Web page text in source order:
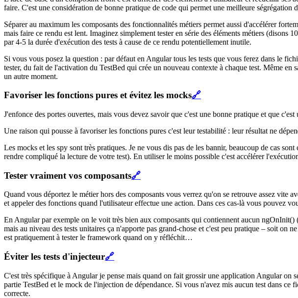
faire. C'est une considération de bonne pratique de code qui permet une meilleure ségrégation
Séparer au maximum les composants des fonctionnalités métiers permet aussi d'accélérer
mais faire ce rendu est lent. Imaginez simplement tester en série des éléments métiers
par 4-5 la durée d'exécution des tests à cause de ce rendu potentiellement inutile.
Si vous vous posez la question : par défaut en Angular tous les tests que vous ferez dans le
tester, du fait de l'activation du TestBed qui crée un nouveau contexte à chaque test. Même
un autre moment.
Favoriser les fonctions pures et évitez les mocks🔗
J'enfonce des portes ouvertes, mais vous devez savoir que c'est une bonne pratique et que
Une raison qui pousse à favoriser les fonctions pures c'est leur testabilité : leur résultat ne
Les mocks et les spy sont très pratiques. Je ne vous dis pas de les bannir, beaucoup de cas
rendre compliqué la lecture de votre test). En utiliser le moins possible c'est accélérer
Tester vraiment vos composants🔗
Quand vous déportez le métier hors des composants vous verrez qu'on se retrouve assez vite
et appeler des fonctions quand l'utilisateur effectue une action. Dans ces cas-là vous pouvez
En Angular par exemple on le voit très bien aux composants qui contiennent aucun
mais au niveau des tests unitaires ça n'apporte pas grand-chose et c'est peu pratique – soit
est pratiquement à tester le framework quand on y réfléchit…
Éviter les tests d'injecteur🔗
C'est très spécifique à Angular je pense mais quand on fait grossir une application Angular on
partie TestBed et le mock de l'injection de dépendance. Si vous n'avez mis aucun test dans
correcte.